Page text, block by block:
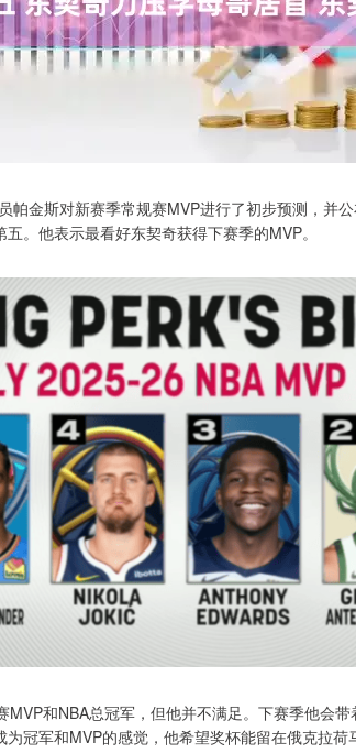
帕金斯对新赛季常规赛MVP进行了初步预测，并
。他表示最看好东契奇获得下赛季的MVP。
MVP和NBA总冠军，但他并不满足。下赛季他会
冠军和MVP的感觉，他希望奖杯能留在俄克拉荷